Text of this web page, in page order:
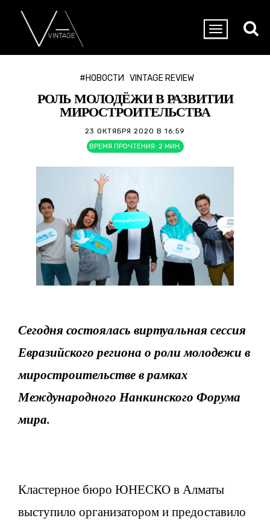
#НОВОСТИ VINTAGE REVIEW
РОЛЬ МОЛОДЁЖИ В РАЗВИТИИ
МИРОСТРОИТЕЛЬСТВА
23 ОКТЯБРЯ 2020 В 16:59
ВРЕМЯ ПРОЧТЕНИЯ: 2 МИН.
Сегодня состоялась виртуальная сессия
Евразийского региона о роли молодежи в
миростроительстве в рамках
Международного Нанкинского Форума
мира.
Кластерное бюро ЮНЕСКО в Алматы
выступило организатором и предоставило